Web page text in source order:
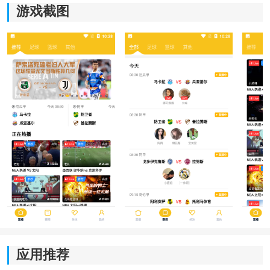
操作方式
1、通过联赛分类寻找比赛
目，再按照英超、欧冠、NBA等联赛分类查找比赛。页
面会集中显示对阵双方、开赛时间及赛事状态，遇到比
游戏截图
应用推荐